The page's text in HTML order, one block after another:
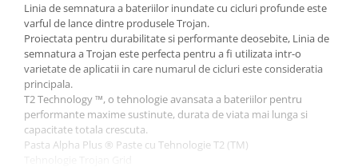
Linia de semnatura a bateriilor inundate cu cicluri profunde este
varful de lance dintre produsele Trojan.
Proiectata pentru durabilitate si performante deosebite, Linia de
semnatura a Trojan este perfecta pentru a fi utilizata intr-o
varietate de aplicatii in care numarul de cicluri este consideratia
principala.
T2 Technology ™, o tehnologie avansata a bateriilor pentru
performante maxime sustinute, durata de viata mai lunga si
capacitate totala crescuta.
Pasta Alpha Plus ® Paste cu Tehnologie T2 (TM)